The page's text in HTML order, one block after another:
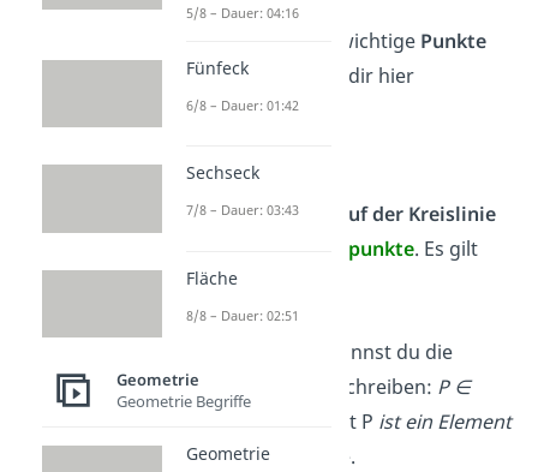
Es gibt ein paar wichtige Punkte
am Kreis, die wir dir hier
vorstellen:
Randpunkt
Alle Punkte, die
auf der Kreislinie
Randpunkte. Es gilt
Mathematisch kannst du die
Randpunkte so schreiben: P ∈
, also Punkt P ist ein Element
vonder Kreislinie.
5/8 – Dauer: 04:16
Fünfeck
6/8 – Dauer: 01:42
Sechseck
7/8 – Dauer: 03:43
Fläche
8/8 – Dauer: 02:51
Geometrie
Geometrie Begriffe
Geometrie